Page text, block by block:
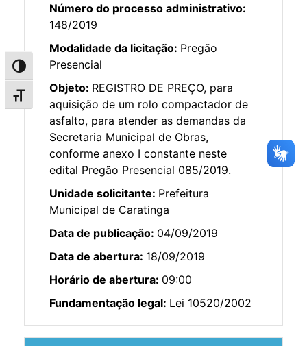
Alternar alto contraste
Alternar tamanho da fonte
Número do processo administrativo:
148/2019
Modalidade da licitação: Pregão
Presencial
Objeto: REGISTRO DE PREÇO, para
aquisição de um rolo compactador de
asfalto, para atender as demandas da
Secretaria Municipal de Obras,
conforme anexo I constante neste
edital Pregão Presencial 085/2019.
Unidade solicitante: Prefeitura
Municipal de Caratinga
Data de publicação: 04/09/2019
Data de abertura: 18/09/2019
Horário de abertura: 09:00
Fundamentação legal: Lei 10520/2002